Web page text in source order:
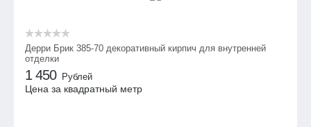
Дерри Брик 385-70 декоративный кирпич для внутренней
отделки
1 450 Рублей
Цена за квадратный метр